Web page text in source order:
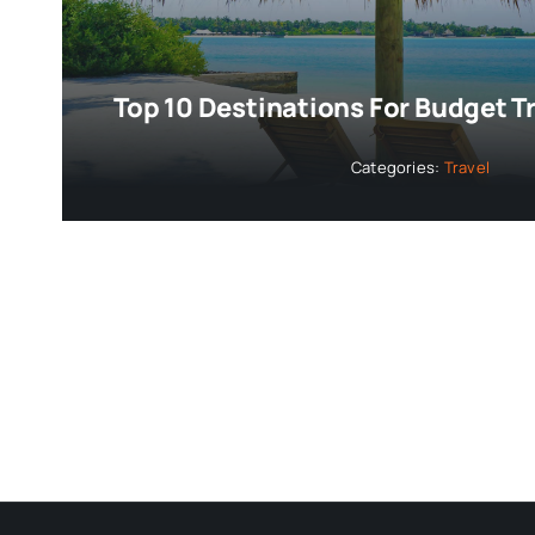
Top 10 Destinations For Budget
Categories: Travel